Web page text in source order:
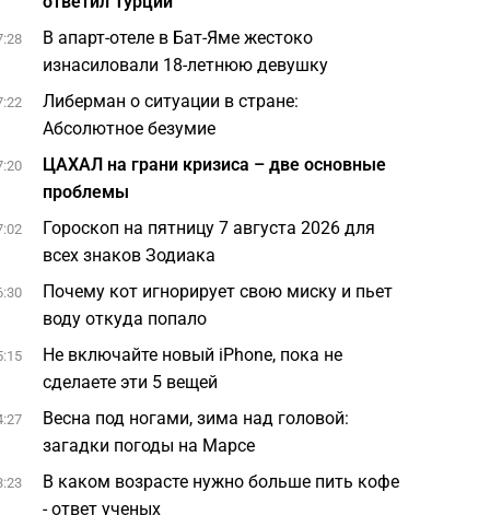
В апарт-отеле в Бат-Яме жестоко
изнасиловали 18-летнюю девушку
Либерман о ситуации в стране:
Абсолютное безумие
ЦАХАЛ на грани кризиса – две основные
проблемы
Гороскоп на пятницу 7 августа 2026 для
всех знаков Зодиака
Почему кот игнорирует свою миску и пьет
воду откуда попало
Не включайте новый iPhone, пока не
сделаете эти 5 вещей
Весна под ногами, зима над головой:
загадки погоды на Марсе
В каком возрасте нужно больше пить кофе
- ответ ученых